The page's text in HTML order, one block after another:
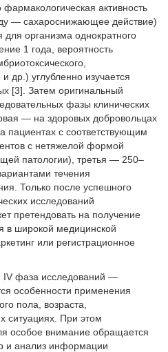
фармакологическая активность
— сахароснижающее действие)
для организма однократного
1 года, вероятность
др.) углуб­ленно изучается
[3]. Затем оригинальный
фазы клинических
— на здоровых добровольцах
пациентах с соответствующим
с нетяжелой формой
патологии), третья — 250–
течения
Только после успешного
исследований
претендовать на получение
в широкой медицинской
или регистрационное
IV фаза исследований —
особенности применения
пола, возраста,
ситуациях. При этом
особое внимание обращается
и анализ информации